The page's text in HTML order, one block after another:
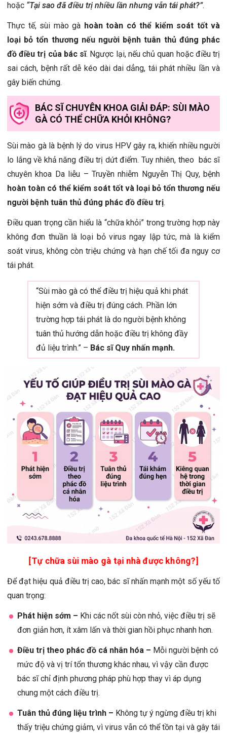
hoặc “Tại sao đã điều trị nhiều lần nhưng vẫn tái phát?”.
Thực tế, sùi mào gà hoàn toàn có thể kiểm soát tốt và
loại bỏ tổn thương nếu người bệnh tuân thủ đúng phác
đồ điều trị của bác sĩ. Ngược lại, nếu chủ quan hoặc điều trị
sai cách, bệnh rất dễ kéo dài dai dẳng, tái phát nhiều lần và
gây biến chứng.
BÁC SĨ CHUYÊN KHOA GIẢI ĐÁP: SÙI MÀO
GÀ CÓ THỂ CHỮA KHỎI KHÔNG?
Sùi mào gà là bệnh lý do virus HPV gây ra, khiến nhiều người
lo lắng về khả năng điều trị dứt điểm. Tuy nhiên, theo bác sĩ
chuyên khoa Da liễu – Truyền nhiễm Nguyễn Thị Quy, bệnh
hoàn toàn có thể kiểm soát tốt và loại bỏ tổn thương nếu
người bệnh tuân thủ đúng phác đồ điều trị.
Điều quan trọng cần hiểu là “chữa khỏi” trong trường hợp này
không đơn thuần là loại bỏ virus ngay lập tức, mà là kiểm
soát virus, không còn triệu chứng và hạn chế tối đa nguy cơ
tái phát.
“Sùi mào gà có thể điều trị hiệu quả khi phát
hiện sớm và điều trị đúng cách. Phần lớn
trường hợp tái phát là do người bệnh không
tuân thủ hướng dẫn hoặc điều trị không đầy
đủ liệu trình.” – Bác sĩ Quy nhấn mạnh.
[Tự chữa sùi mào gà tại nhà được không?]
Để đạt hiệu quả điều trị cao, bác sĩ nhấn mạnh một số yếu tố
quan trọng:
Phát hiện sớm – Khi các nốt sùi còn nhỏ, việc điều trị sẽ
đơn giản hơn, ít xâm lấn và thời gian hồi phục nhanh hơn.
Điều trị theo phác đồ cá nhân hóa – Mỗi người bệnh có
mức độ và vị trí tổn thương khác nhau, vì vậy cần được
bác sĩ chỉ định phương pháp phù hợp thay vì áp dụng
chung một cách điều trị.
Tuân thủ đúng liệu trình – Không tự ý ngừng điều trị khi
thấy triệu chứng giảm, vì virus vẫn có thể tồn tại và gây tái